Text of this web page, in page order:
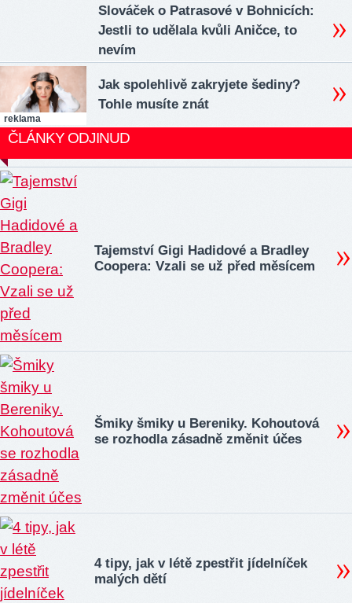
Slováček o Patrasové v Bohnicích:
Jestli to udělala kvůli Aničce, to
nevím
reklama
Jak spolehlivě zakryjete šediny?
Tohle musíte znát
ČLÁNKY ODJINUD
Tajemství Gigi Hadidové a Bradley
Coopera: Vzali se už před měsícem
Šmiky šmiky u Bereniky. Kohoutová
se rozhodla zásadně změnit účes
4 tipy, jak v létě zpestřit jídelníček
malých dětí